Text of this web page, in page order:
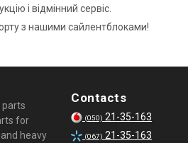
і відмінний сервіс.
з нашими сайлентблоками!
parts
for
heavy
Contacts
(050) 21-35-163
(067) 21-35-163